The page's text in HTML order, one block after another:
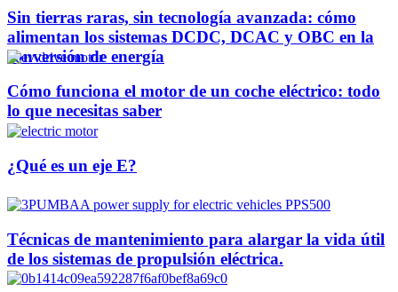
Sin tierras raras, sin tecnología avanzada: cómo
alimentan los sistemas DCDC, DCAC y OBC en la
conversión de energía
Cómo funciona el motor de un coche eléctrico: todo
lo que necesitas saber
¿Qué es un eje E?
Técnicas de mantenimiento para alargar la vida útil
de los sistemas de propulsión eléctrica.